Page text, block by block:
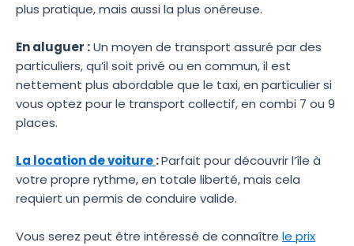
plus pratique, mais aussi la plus onéreuse.
En aluguer :Un moyen de transport assuré par des
particuliers, qu’il soit privé ou en commun, il est
nettement plus abordable que le taxi, en particulier si
vous optez pour le transport collectif, en combi 7 ou 9
places.
La location de voiture:Parfait pour découvrir l’île à
votre propre rythme, en totale liberté, mais cela
requiert un permis de conduire valide.
Vous serez peut être intéressé de connaître le prix